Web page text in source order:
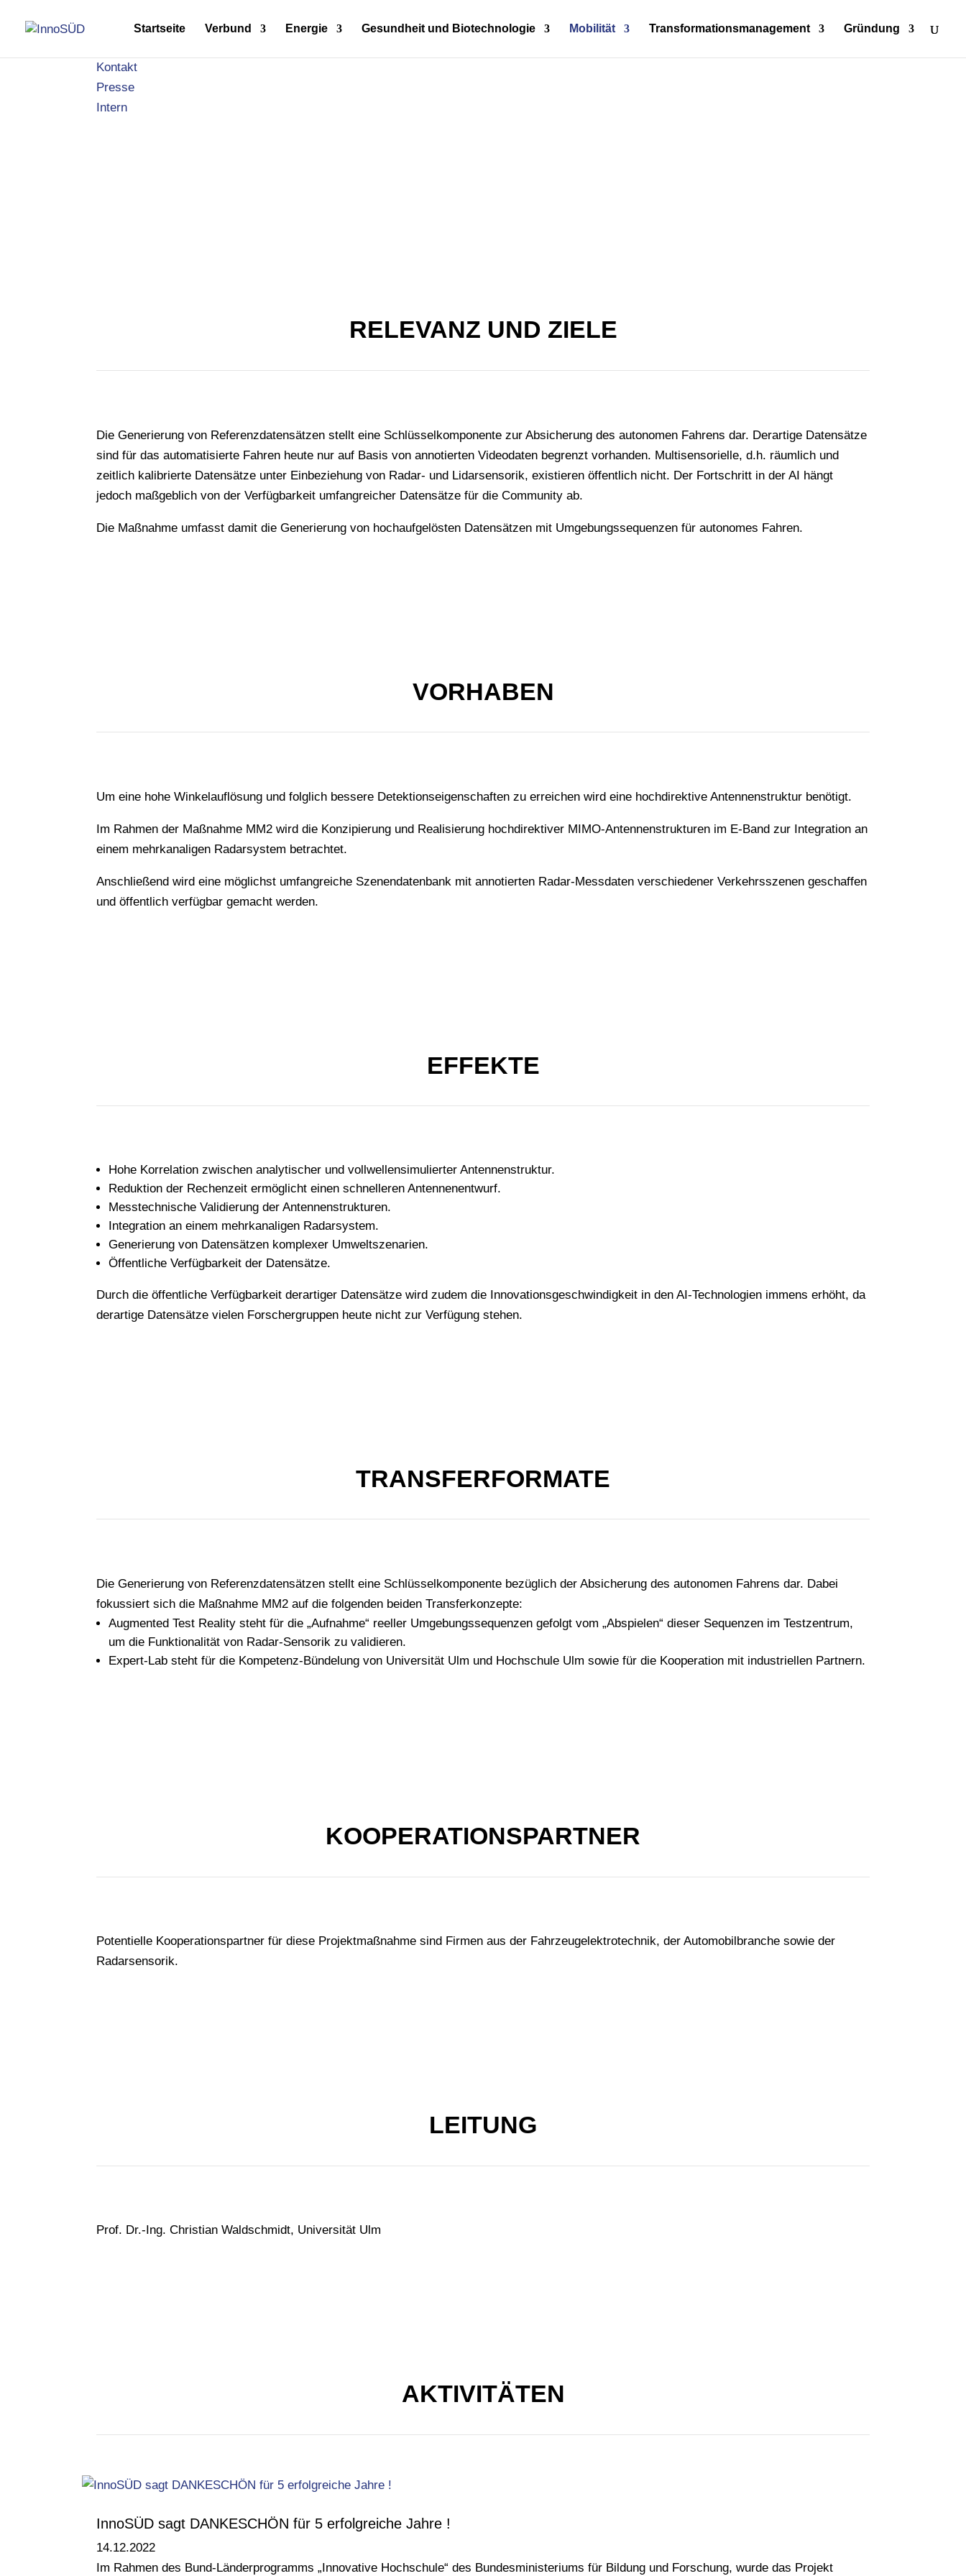
Kontakt
Presse
Intern
Startseite Verbund Energie Gesundheit und Biotechnologie Mobilität Transformationsmanagement Gründung
RELEVANZ UND ZIELE
Die Generierung von Referenzdatensätzen stellt eine Schlüsselkomponente zur Absicherung des autonomen Fahrens dar. Derartige Datensätze
sind für das automatisierte Fahren heute nur auf Basis von annotierten Videodaten begrenzt vorhanden. Multisensorielle, d.h. räumlich und
zeitlich kalibrierte Datensätze unter Einbeziehung von Radar- und Lidarsensorik, existieren öffentlich nicht. Der Fortschritt in der AI hängt
jedoch maßgeblich von der Verfügbarkeit umfangreicher Datensätze für die Community ab.
Die Maßnahme umfasst damit die Generierung von hochaufgelösten Datensätzen mit Umgebungssequenzen für autonomes Fahren.
VORHABEN
Um eine hohe Winkelauflösung und folglich bessere Detektionseigenschaften zu erreichen wird eine hochdirektive Antennenstruktur benötigt.
Im Rahmen der Maßnahme MM2 wird die Konzipierung und Realisierung hochdirektiver MIMO-Antennenstrukturen im E-Band zur Integration an
einem mehrkanaligen Radarsystem betrachtet.
Anschließend wird eine möglichst umfangreiche Szenendatenbank mit annotierten Radar-Messdaten verschiedener Verkehrsszenen geschaffen
und öffentlich verfügbar gemacht werden.
EFFEKTE
Hohe Korrelation zwischen analytischer und vollwellensimulierter Antennenstruktur.
Reduktion der Rechenzeit ermöglicht einen schnelleren Antennenentwurf.
Messtechnische Validierung der Antennenstrukturen.
Integration an einem mehrkanaligen Radarsystem.
Generierung von Datensätzen komplexer Umweltszenarien.
Öffentliche Verfügbarkeit der Datensätze.
Durch die öffentliche Verfügbarkeit derartiger Datensätze wird zudem die Innovationsgeschwindigkeit in den AI-Technologien immens erhöht, da
derartige Datensätze vielen Forschergruppen heute nicht zur Verfügung stehen.
TRANSFERFORMATE
Die Generierung von Referenzdatensätzen stellt eine Schlüsselkomponente bezüglich der Absicherung des autonomen Fahrens dar. Dabei
fokussiert sich die Maßnahme MM2 auf die folgenden beiden Transferkonzepte:
Augmented Test Reality steht für die „Aufnahme“ reeller Umgebungssequenzen gefolgt vom „Abspielen“ dieser Sequenzen im Testzentrum,
um die Funktionalität von Radar-Sensorik zu validieren.
Expert-Lab steht für die Kompetenz-Bündelung von Universität Ulm und Hochschule Ulm sowie für die Kooperation mit industriellen Partnern.
KOOPERATIONSPARTNER
Potentielle Kooperationspartner für diese Projektmaßnahme sind Firmen aus der Fahrzeugelektrotechnik, der Automobilbranche sowie der
Radarsensorik.
LEITUNG
Prof. Dr.-Ing. Christian Waldschmidt, Universität Ulm
AKTIVITÄTEN
InnoSÜD sagt DANKESCHÖN für 5 erfolgreiche Jahre !
14.12.2022
Im Rahmen des Bund-Länderprogramms „Innovative Hochschule“ des Bundesministeriums für Bildung und Forschung, wurde das Projekt